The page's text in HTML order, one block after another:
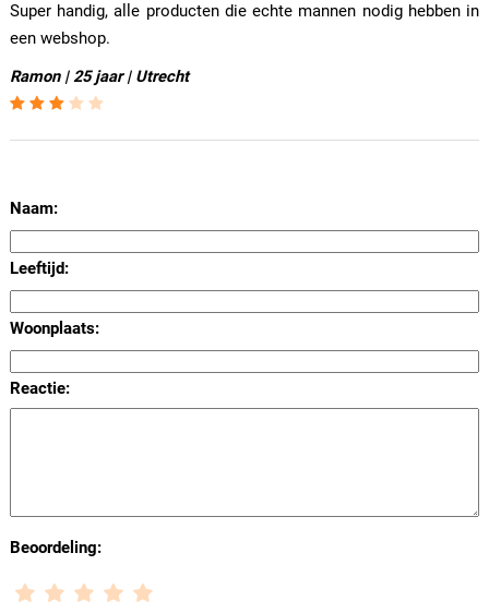
Super handig, alle producten die echte mannen nodig hebben in
een webshop.
Ramon | 25 jaar | Utrecht
Naam:
Leeftijd:
Woonplaats:
Reactie:
Beoordeling: